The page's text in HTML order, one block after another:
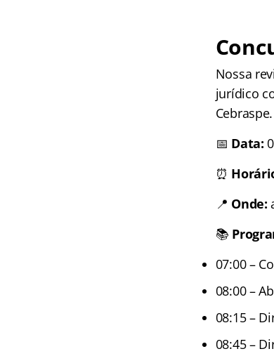
Nossa
jurídico
📅 Data:
⏰
📍 Onde:
📚
07:00 –
08:00 –
08:15 –
08:45 –